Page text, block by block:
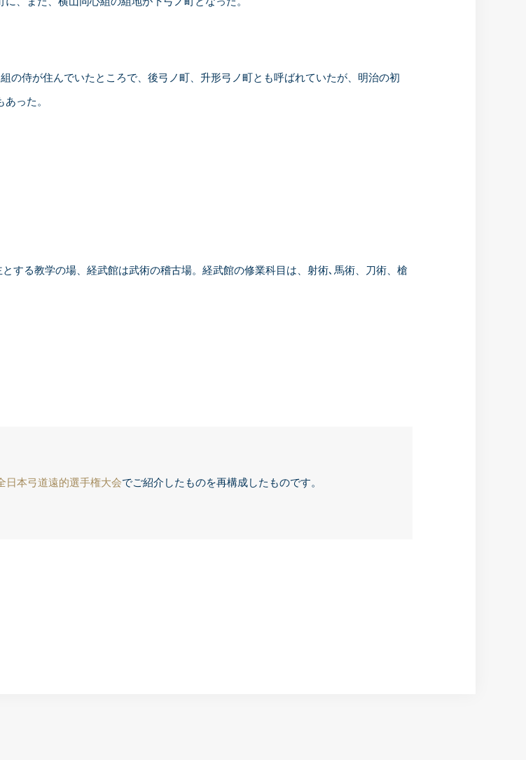
の侍が住んでいたところで、後弓ノ町、升形弓ノ町とも呼ばれていたが、明治の初
った。
する教学の場、経武館は武術の稽古場。経武館の修業科目は、射術､馬術、刀術、槍
日本弓道遠的選手権大会でご紹介したものを再構成したものです。